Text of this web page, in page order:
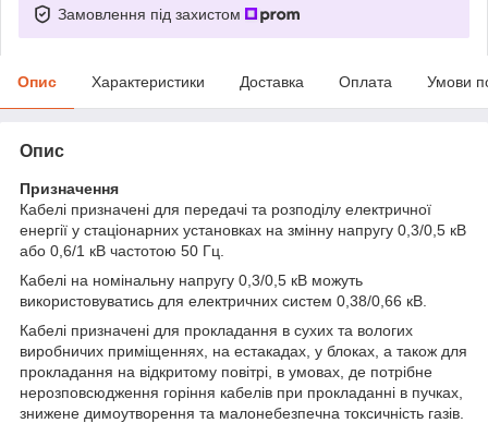
Замовлення під захистом
Опис Характеристики Доставка Оплата Умови
Опис
Призначення
Кабелі призначені для передачі та розподілу електричної
енергії у стаціонарних установках на змінну напругу 0,3/0,5 кВ
або 0,6/1 кВ частотою 50 Гц.
Кабелі на номінальну напругу 0,3/0,5 кВ можуть
використовуватись для електричних систем 0,38/0,66 кВ.
Кабелі призначені для прокладання в сухих та вологих
виробничих приміщеннях, на естакадах, у блоках, а також для
прокладання на відкритому повітрі, в умовах, де потрібне
нерозповсюдження горіння кабелів при прокладанні в пучках,
знижене димоутворення та малонебезпечна токсичність газів.